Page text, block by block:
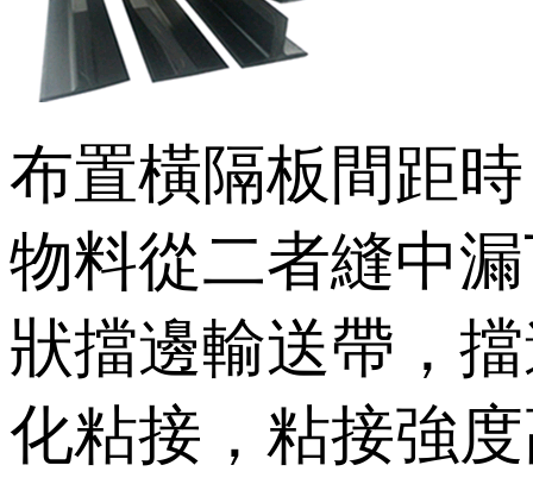
布置橫隔板間距時
物料從二者縫中漏
狀擋邊輸送帶，
化粘接，粘接強度高